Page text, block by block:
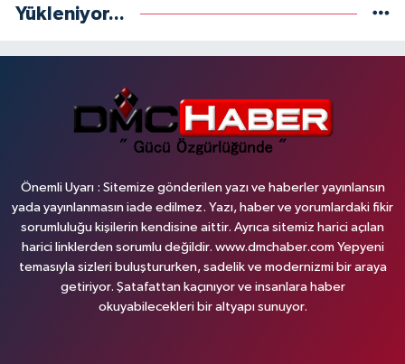
Yükleniyor...
Önemli Uyarı : Sitemize gönderilen yazı ve haberler yayınlansın
yada yayınlanmasın iade edilmez. Yazı, haber ve yorumlardaki fikir
sorumluluğu kişilerin kendisine aittir. Ayrıca sitemiz harici açılan
harici linklerden sorumlu değildir. www.dmchaber.com Yepyeni
temasıyla sizleri buluştururken, sadelik ve modernizmi bir araya
getiriyor. Şatafattan kaçınıyor ve insanlara haber
okuyabilecekleri bir altyapı sunuyor.